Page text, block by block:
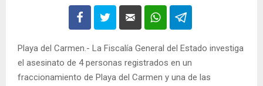
Playa del Carmen.- La Fiscalía General del Estado investiga
el asesinato de 4 personas registrados en un
fraccionamiento de Playa del Carmen y una de las